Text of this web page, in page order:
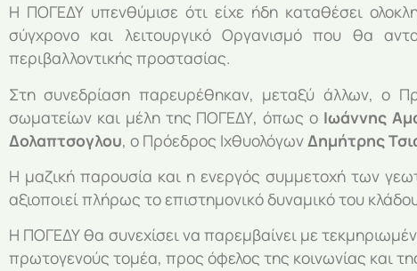
Η ΠΟΓΕΔΥ υπενθύμισε ότι είχε ήδη καταθέσει
σύγχρονο και λειτουργικό Οργανισμό που θα
περιβαλλοντικής προστασίας.
Στη συνεδρίαση παρευρέθηκαν, μεταξύ άλλων, ο
σωματείων και μέλη της ΠΟΓΕΔΥ, όπως ο Ιωάννης
Δολαπτσογλου, ο Πρόεδρος Ιχθυολόγων Δημήτρης
Η μαζική παρουσία και η ενεργός συμμετοχή των
αξιοποιεί πλήρως το επιστημονικό δυναμικό του
Η ΠΟΓΕΔΥ θα συνεχίσει να παρεμβαίνει με
πρωτογενούς τομέα, προς όφελος της κοινωνίας και